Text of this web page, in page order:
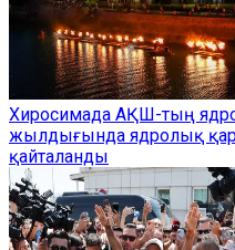
Хиросимада АҚШ-тың
жылдығында ядролық
қайталанды